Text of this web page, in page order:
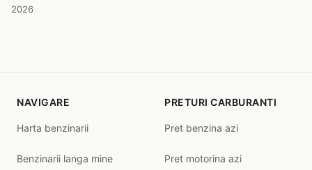
2026
NAVIGARE
Harta benzinarii
Benzinarii langa mine
PRETURI CARBURANTI
Pret benzina azi
Pret motorina azi